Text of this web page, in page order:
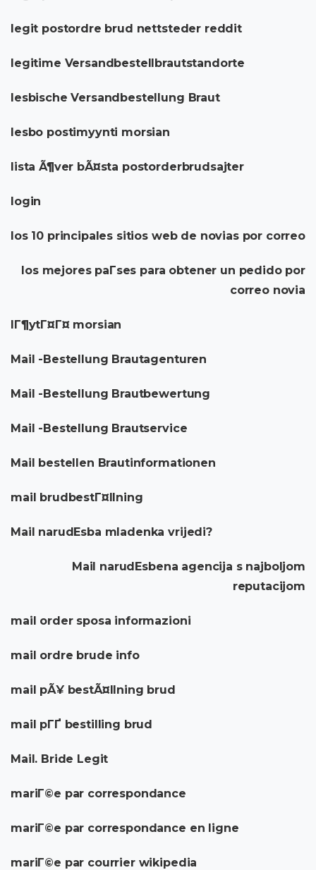
legit postordre brud nettsteder reddit
legitime Versandbestellbrautstandorte
lesbische Versandbestellung Braut
lesbo postimyynti morsian
lista Ã¶ver bÃ¤sta postorderbrudsajter
login
los 10 principales sitios web de novias por correo
los mejores paГ­ses para obtener un pedido por
correo novia
lГ¶ytГ¤Г¤ morsian
Mail -Bestellung Brautagenturen
Mail -Bestellung Brautbewertung
Mail -Bestellung Brautservice
Mail bestellen Brautinformationen
mail brudbestГ¤llning
Mail narudЕѕba mladenka vrijedi?
Mail narudЕѕbena agencija s najboljom
reputacijom
mail order sposa informazioni
mail ordre brude info
mail pÃ¥ bestÃ¤llning brud
mail pГҐ bestilling brud
Mail. Bride Legit
mariГ©e par correspondance
mariГ©e par correspondance en ligne
mariГ©e par courrier wikipedia